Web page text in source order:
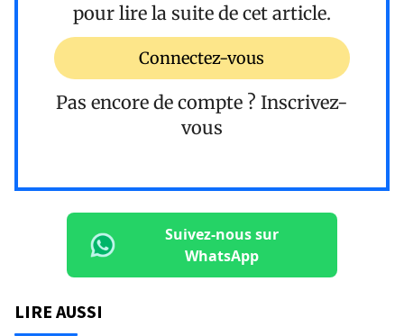
pour lire la suite de cet article.
Connectez-vous
Pas encore de compte ? Inscrivez-
vous
Suivez-nous sur
WhatsApp
LIRE AUSSI